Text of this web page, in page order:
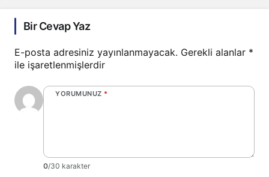
Bir Cevap Yaz
E-posta adresiniz yayınlanmayacak. Gerekli alanlar *
ile işaretlenmişlerdir
YORUMUNUZ *
0/30 karakter